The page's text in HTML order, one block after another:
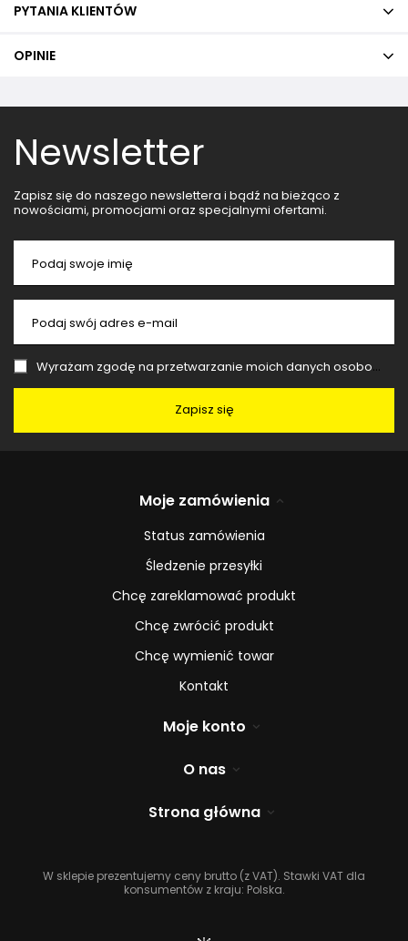
PYTANIA KLIENTÓW
OPINIE
Newsletter
Zapisz się do naszego newslettera i bądź na bieżąco z
nowościami, promocjami oraz specjalnymi ofertami.
Podaj swoje imię
Podaj swój adres e-mail
Wyrażam zgodę na przetwarzanie moich danych osobowych (adres e-mail) na potrzeby wysyłki newslettera z informacją handlową (marketing). Więcej w
Zapisz się
Moje zamówienia
Status zamówienia
Śledzenie przesyłki
Chcę zareklamować produkt
Chcę zwrócić produkt
Chcę wymienić towar
Kontakt
Moje konto
O nas
Strona główna
W sklepie prezentujemy ceny brutto (z VAT). Stawki VAT dla
konsumentów z kraju: Polska.